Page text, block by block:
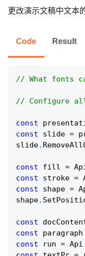
更改演示文稿中文本
Code Result
// What fonts
// Configure
const
const slide =
slide.
const fill =
const stroke =
const shape =
shape.
const
const paragraph
const run = Api